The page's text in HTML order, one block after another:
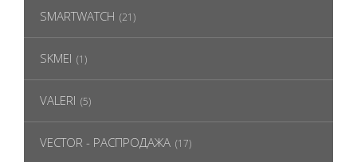
SMARTWATCH (21)
SKMEI (1)
VALERI (5)
VECTOR - РАСПРОДАЖА (17)